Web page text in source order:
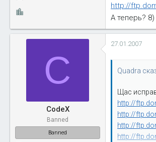
http://
А теперь? 8)
C
CodeX
Banned
Banned
27.01.2007
Quadra
Щас
http://
http://
http://
http://